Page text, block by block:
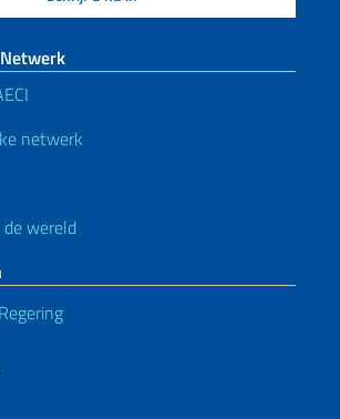
netwerk
wereld